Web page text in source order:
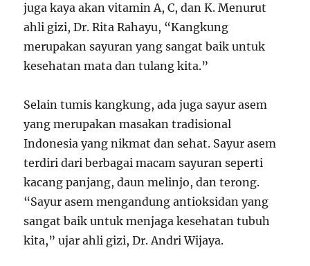
juga kaya akan vitamin A, C, dan K. Menurut
ahli gizi, Dr. Rita Rahayu, “Kangkung
merupakan sayuran yang sangat baik untuk
kesehatan mata dan tulang kita.”
Selain tumis kangkung, ada juga sayur asem
yang merupakan masakan tradisional
Indonesia yang nikmat dan sehat. Sayur asem
terdiri dari berbagai macam sayuran seperti
kacang panjang, daun melinjo, dan terong.
“Sayur asem mengandung antioksidan yang
sangat baik untuk menjaga kesehatan tubuh
kita,” ujar ahli gizi, Dr. Andri Wijaya.